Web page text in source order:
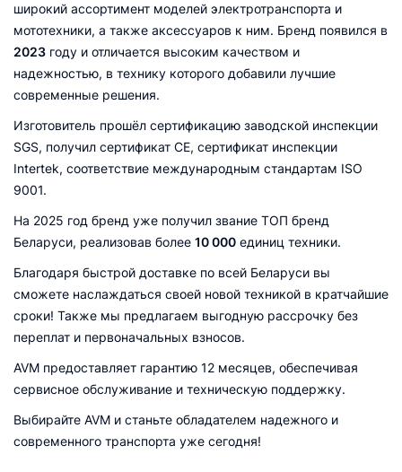
широкий ассортимент моделей электротранспорта и
мототехники, а также аксессуаров к ним. Бренд появился в
2023 году и отличается высоким качеством и
надежностью, в технику которого добавили лучшие
современные решения.
Изготовитель прошёл сертификацию заводской инспекции
SGS, получил сертификат CE, сертификат инспекции
Intertek, соответствие международным стандартам ISO
9001.
На 2025 год бренд уже получил звание ТОП бренд
Беларуси, реализовав более 10 000 единиц техники.
Благодаря быстрой доставке по всей Беларуси вы
сможете наслаждаться своей новой техникой в кратчайшие
сроки! Также мы предлагаем выгодную рассрочку без
переплат и первоначальных взносов.
AVM предоставляет гарантию 12 месяцев, обеспечивая
сервисное обслуживание и техническую поддержку.
Выбирайте AVM и станьте обладателем надежного и
современного транспорта уже сегодня!